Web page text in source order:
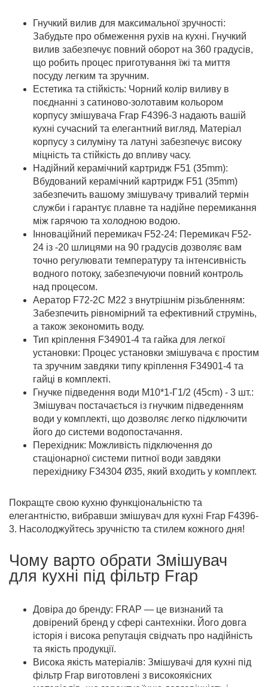
Гнучкий вилив для максимальної зручності:
Забудьте про обмеження рухів на кухні. Гнучкий
вилив забезпечує повний оборот на 360 градусів,
що робить процес приготування їжі та миття
посуду легким та зручним.
Естетика та стійкість: Чорний колір виливу в
поєднанні з сатиново-золотавим кольором
корпусу змішувача Frap F4396-3 надають вашій
кухні сучасний та елегантний вигляд. Матеріал
корпусу з силуміну та латуні забезпечує високу
міцність та стійкість до впливу часу.
Надійний керамічний картридж F51 (35mm):
Вбудований керамічний картридж F51 (35mm)
забезпечить вашому змішувачу тривалий термін
служби і гарантує плавне та надійне перемикання
між гарячою та холодною водою.
Інноваційний перемикач F52-24: Перемикач F52-
24 із -20 шлицями на 90 градусів дозволяє вам
точно регулювати температуру та інтенсивність
водного потоку, забезпечуючи повний контроль
над процесом.
Аератор F72-2C M22 з внутрішнім різьбленням:
Забезпечить рівномірний та ефективний струмінь,
а також зекономить воду.
Тип кріплення F34901-4 та гайка для легкої
установки: Процес установки змішувача є простим
та зручним завдяки типу кріплення F34901-4 та
гайці в комплекті.
Гнучке підведення води M10*1-Г1/2 (45cm) - 3 шт.:
Змішувач постачається із гнучким підведенням
води у комплекті, що дозволяє легко підключити
його до системи водопостачання.
Перехідник: Можливість підключення до
стаціонарної системи питної води завдяки
перехіднику F34304 Ø35, який входить у комплект.
Покращте свою кухню функціональністю та
елегантністю, вибравши змішувач для кухні Frap F4396-
3. Насолоджуйтесь зручністю та стилем кожного дня!
Чому варто обрати Змішувач
для кухні під фільтр Frap
Довіра до бренду: FRAP — це визнаний та
довірений бренд у сфері сантехніки. Його довга
історія і висока репутація свідчать про надійність
та якість продукції.
Висока якість матеріалів: Змішувачі для кухні під
фільтр Frap виготовлені з високоякісних